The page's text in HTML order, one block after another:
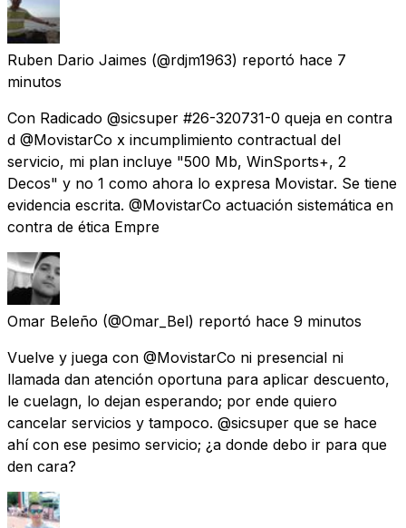
Ruben Dario Jaimes (@rdjm1963) reportó hace 7
minutos
Con Radicado @sicsuper #26-320731-0 queja en contra
d @MovistarCo x incumplimiento contractual del
servicio, mi plan incluye "500 Mb, WinSports+, 2
Decos" y no 1 como ahora lo expresa Movistar. Se tiene
evidencia escrita. @MovistarCo actuación sistemática en
contra de ética Empre
Omar Beleño (@Omar_Bel) reportó hace 9 minutos
Vuelve y juega con @MovistarCo ni presencial ni
llamada dan atención oportuna para aplicar descuento,
le cuelagn, lo dejan esperando; por ende quiero
cancelar servicios y tampoco. @sicsuper que se hace
ahí con ese pesimo servicio; ¿a donde debo ir para que
den cara?